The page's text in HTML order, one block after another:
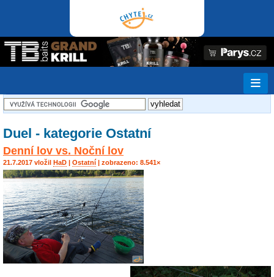
Duel - kategorie Ostatní
Denní lov vs. Noční lov
21.7.2017 vložil HaD | Ostatní | zobrazeno: 8.541×